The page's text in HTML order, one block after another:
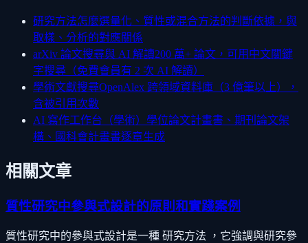
研究方法怎麼選量化、質性或混合方法的判斷依據，與
取樣、分析的對應關係
arXiv 論文搜尋與 AI 解讀200 萬+ 論文，可用中文關鍵
字搜尋（免費會員有 2 次 AI 解讀）
學術文獻搜尋OpenAlex 跨領域資料庫（3 億筆以上），
含被引用次數
AI 寫作工作台（學術） 學位論文計畫書、期刊論文架
構、國科會計畫書逐章生成
相關文章
質性研究中參與式設計的原則和實踐案例
質性研究中的參與式設計是一種 研究方法 ，它強調與研究參